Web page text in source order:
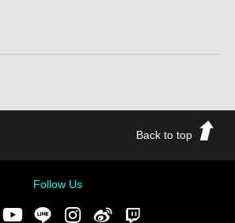
Back to top
Follow Us
FacebookYoutubeLINE Instgram新浪微博